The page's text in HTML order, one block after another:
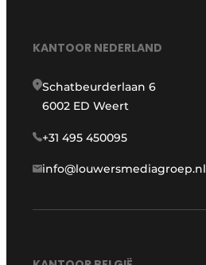
KANTOOR NEDERLAND
Schatbeurderlaan 6
6002 ED Weert
+31 495 450095
info@louwersmediagroep.nl